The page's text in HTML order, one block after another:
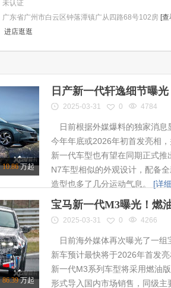
未认证
广东省广州市白云区钟落潭镇广从四路68号102房 [查
进店逛逛
10.86万起
日产新一代轩逸细节曝
2025-03-31 0 4784
日前根据外媒爆料的独家消息
今年年底或2026年初首发亮相
新一代车型也有望在同期正式
N7车型相似的外观设计，配备
造型也多了几分运动气息。 [详
86.39万起
宝马新一代M3曝光！燃
2025-03-31 0 4266
日前海外媒体再次曝光了一组
新车预计最快将于2026年首发
新一代M3系列车型将采用燃油
形式导入国内市场销售，同级